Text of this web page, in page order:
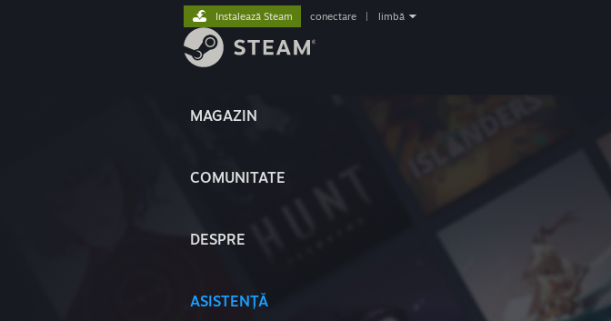
MAGAZIN
COMUNITATE
DESPRE
ASISTENȚĂ
Instalează Steam conectare limbă